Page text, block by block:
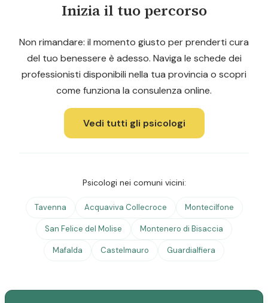
Inizia il tuo percorso
Non rimandare: il momento giusto per prenderti cura
del tuo benessere è adesso. Naviga le schede dei
professionisti disponibili nella tua provincia o scopri
come funziona la consulenza online.
Vedi tutti gli psicologi
Psicologi nei comuni vicini:
Tavenna Acquaviva Collecroce Montecilfone
San Felice del Molise Montenero di Bisaccia
Mafalda Castelmauro Guardialfiera